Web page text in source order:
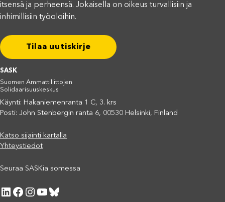
itsensä ja perheensä. Jokaisella on oikeus turvallisiin ja
inhimillisiin työoloihin.
Tilaa uutiskirje
SASK
Suomen Ammattiliittojen
Solidaarisuuskeskus
Käynti: Hakaniemenranta 1 C, 3. krs
Posti: John Stenbergin ranta 6, 00530 Helsinki, Finland
Katso sijainti kartalla
Yhteystiedot
Seuraa SASKia somessa
LinkedIn Facebook Instagram YouTube Bluesky